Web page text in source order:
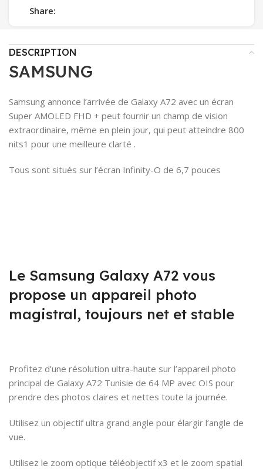
Share:
DESCRIPTION
SAMSUNG
Samsung annonce l’arrivée de Galaxy A72 avec un écran
Super AMOLED FHD + peut fournir un champ de vision
extraordinaire, même en plein jour, qui peut atteindre 800
nits1 pour une meilleure clarté .
Tous sont situés sur l’écran Infinity-O de 6,7 pouces
Le Samsung Galaxy A72 vous
propose un appareil photo
magistral, toujours net et stable
Profitez d’une résolution ultra-haute sur l’appareil photo
principal de Galaxy A72 Tunisie de 64 MP avec OIS pour
prendre des photos claires et nettes toute la journée.
Utilisez un objectif ultra grand angle pour élargir l’angle de
vue.
Utilisez le zoom optique téléobjectif x3 et le zoom spatial